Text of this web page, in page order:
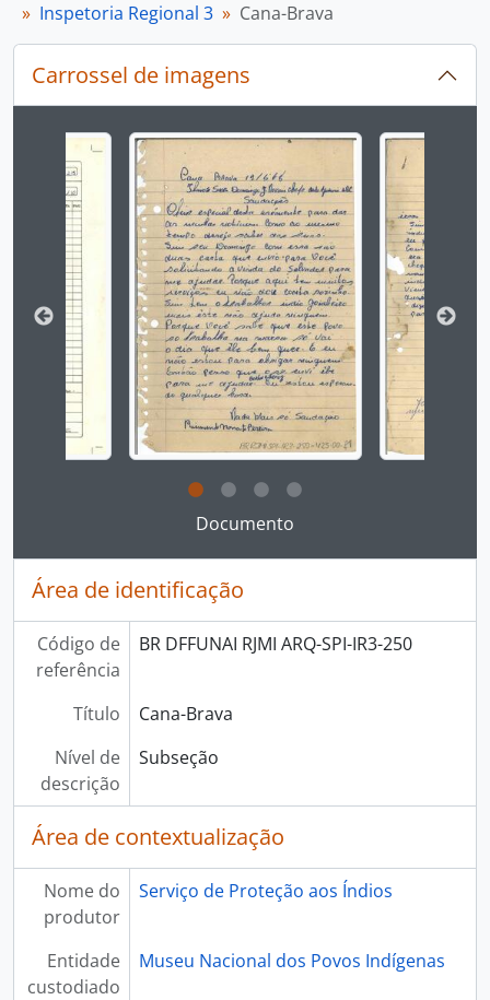
Inspetoria Regional 3
Cana-Brava
Carrossel de imagens
Ao alterar o slide atual deste carrossel, o título da
Ao clicar no link deste título da descrição a
Documento
Área de identificação
Código de
referência
BR DFFUNAI RJMI ARQ-SPI-IR3-250
Título
Cana-Brava
Nível de
descrição
Subseção
Área de contextualização
Nome do
produtor
Serviço de Proteção aos Índios
Entidade
custodiado
Museu Nacional dos Povos Indígenas